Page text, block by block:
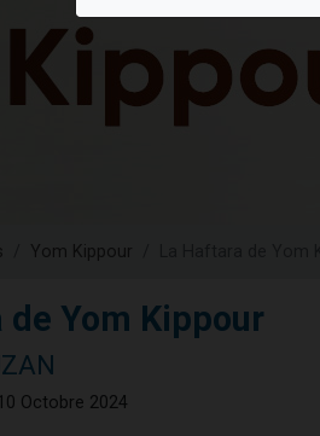
Il reste 49 places pour étudier en
3 personnes viennent de nous rejoindre
2 personnes viennent de nous rejoindre sur
2 nouvelles musiques dans Torah-Box
Yom Kippour
Yom Kippour
Octobre 2024